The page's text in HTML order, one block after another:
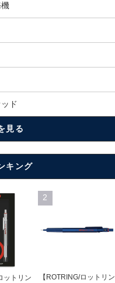
ド
見る
キング
ットリン
2
【ROTRING/ロットリン